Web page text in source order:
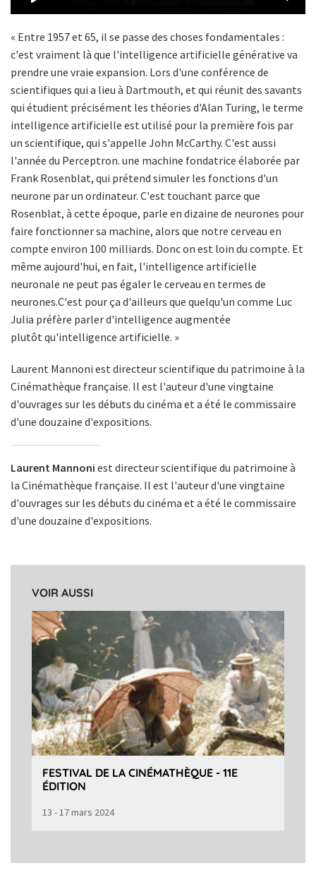
« Entre 1957 et 65, il se passe des choses fondamentales :
c'est vraiment là que l'intelligence artificielle générative va
prendre une vraie expansion. Lors d'une conférence de
scientifiques qui a lieu à Dartmouth, et qui réunit des savants
qui étudient précisément les théories d'Alan Turing, le terme
intelligence artificielle est utilisé pour la première fois par
un scientifique, qui s'appelle John McCarthy. C'est aussi
l'année du Perceptron. une machine fondatrice élaborée par
Frank Rosenblat, qui prétend simuler les fonctions d'un
neurone par un ordinateur. C'est touchant parce que
Rosenblat, à cette époque, parle en dizaine de neurones pour
faire fonctionner sa machine, alors que notre cerveau en
compte environ 100 milliards. Donc on est loin du compte. Et
même aujourd'hui, en fait, l'intelligence artificielle
neuronale ne peut pas égaler le cerveau en termes de
neurones.C'est pour ça d'ailleurs que quelqu'un comme Luc
Julia préfère parler d'intelligence augmentée
plutôt qu'intelligence artificielle. »
Laurent Mannoni est directeur scientifique du patrimoine à la
Cinémathèque française. Il est l'auteur d'une vingtaine
d'ouvrages sur les débuts du cinéma et a été le commissaire
d'une douzaine d'expositions.
Laurent Mannoni est directeur scientifique du patrimoine à
la Cinémathèque française. Il est l'auteur d'une vingtaine
d'ouvrages sur les débuts du cinéma et a été le commissaire
d'une douzaine d'expositions.
VOIR AUSSI
FESTIVAL DE LA CINÉMATHÈQUE - 11E
ÉDITION
13 - 17 mars 2024